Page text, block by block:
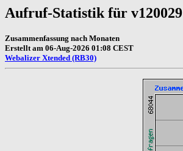
Aufruf-Statistik für v120029
Zusammenfassung nach Monaten
Erstellt am 06-Aug-2026 01:08 CEST
Webalizer Xtended (RB30)